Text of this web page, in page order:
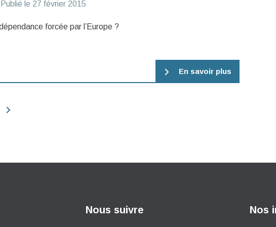
le 27 février 2015
forcée par l’Europe ?
En savoir plus
Nous suivre Nos